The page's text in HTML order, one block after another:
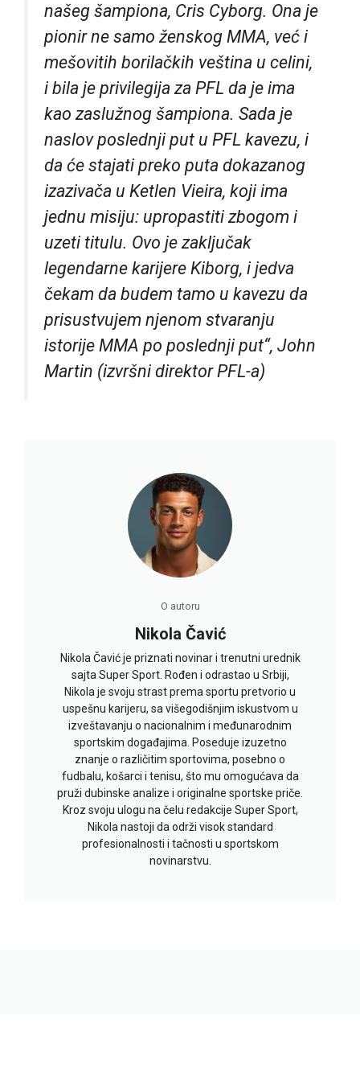
našeg šampiona, Cris Cyborg. Ona je
pionir ne samo ženskog MMA, već i
mešovitih borilačkih veština u celini,
i bila je privilegija za PFL da je ima
kao zaslužnog šampiona. Sada je
naslov poslednji put u PFL kavezu, i
da će stajati preko puta dokazanog
izazivača u Ketlen Vieira, koji ima
jednu misiju: upropastiti zbogom i
uzeti titulu. Ovo je zaključak
legendarne karijere Kiborg, i jedva
čekam da budem tamo u kavezu da
prisustvujem njenom stvaranju
istorije MMA po poslednji put“, John
Martin (izvršni direktor PFL-a)
O autoru
Nikola Čavić
Nikola Čavić je priznati novinar i trenutni urednik
sajta Super Sport. Rođen i odrastao u Srbiji,
Nikola je svoju strast prema sportu pretvorio u
uspešnu karijeru, sa višegodišnjim iskustvom u
izveštavanju o nacionalnim i međunarodnim
sportskim događajima. Poseduje izuzetno
znanje o različitim sportovima, posebno o
fudbalu, košarci i tenisu, što mu omogućava da
pruži dubinske analize i originalne sportske priče.
Kroz svoju ulogu na čelu redakcije Super Sport,
Nikola nastoji da održi visok standard
profesionalnosti i tačnosti u sportskom
novinarstvu.